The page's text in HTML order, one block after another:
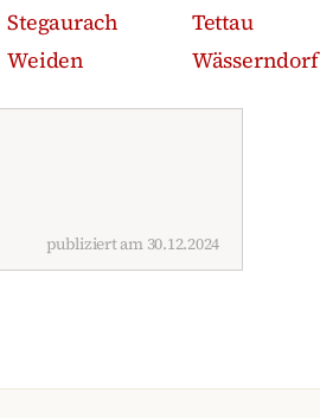
Stegaurach Tettau
Weiden Wässerndorf
publiziert am 30.12.2024